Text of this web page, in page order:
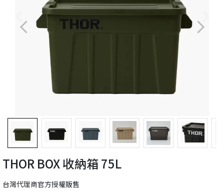
THOR BOX 收納箱 75L
台灣代理商官方授權販售